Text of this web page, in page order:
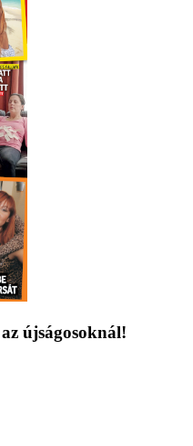
újságosoknál!